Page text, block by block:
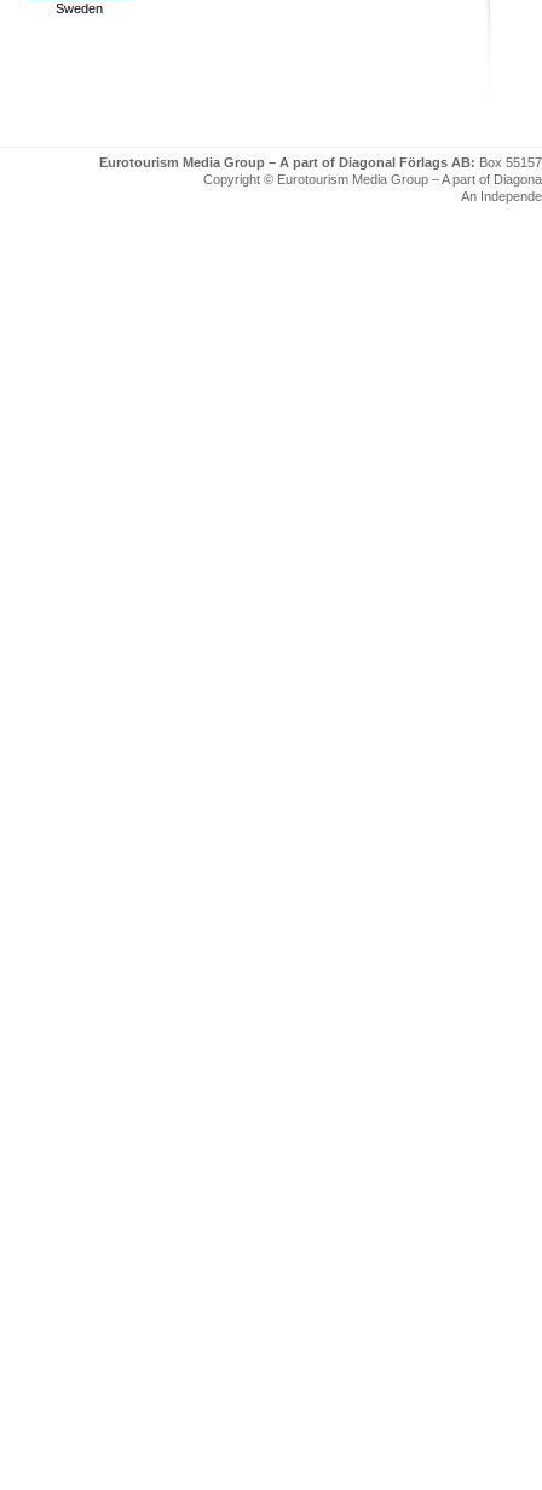
Sweden
Eurotourism Media Group – A part of Diagonal Förlags AB: Box
Copyright © Eurotourism Media Group – A part of
An